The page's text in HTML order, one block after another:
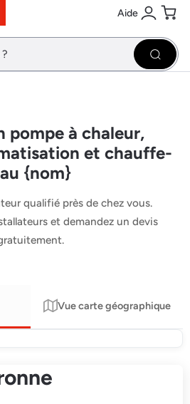
Aide
Se
pompe à chaleur,
et chauffe-
{nom}
qualifié près de chez vous.
et demandez un devis
Vue carte géographique